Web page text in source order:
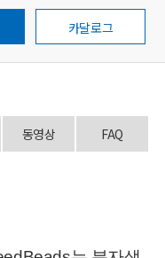
카달로그
동영상 FAQ